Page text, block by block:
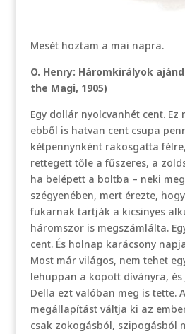
Mesét hoztam a mai napra.
O. Henry: Háromkirályok
the Magi, 1905)
Egy dollár nyolcvanhét cent. Ez
ebből is hatvan cent csupa
kétpennynként rakosgatta
rettegett tőle a fűszeres, a
ha belépett a boltba – neki
szégyenében, mert érezte,
fukarnak tartják a kicsinyes
háromszor is megszámlálta.
cent. És holnap karácsony
Most már világos, nem tehet
lehuppan a kopott díványra,
Della ezt valóban meg is tette.
megállapítást váltja ki az
csak zokogásból, szipogásból